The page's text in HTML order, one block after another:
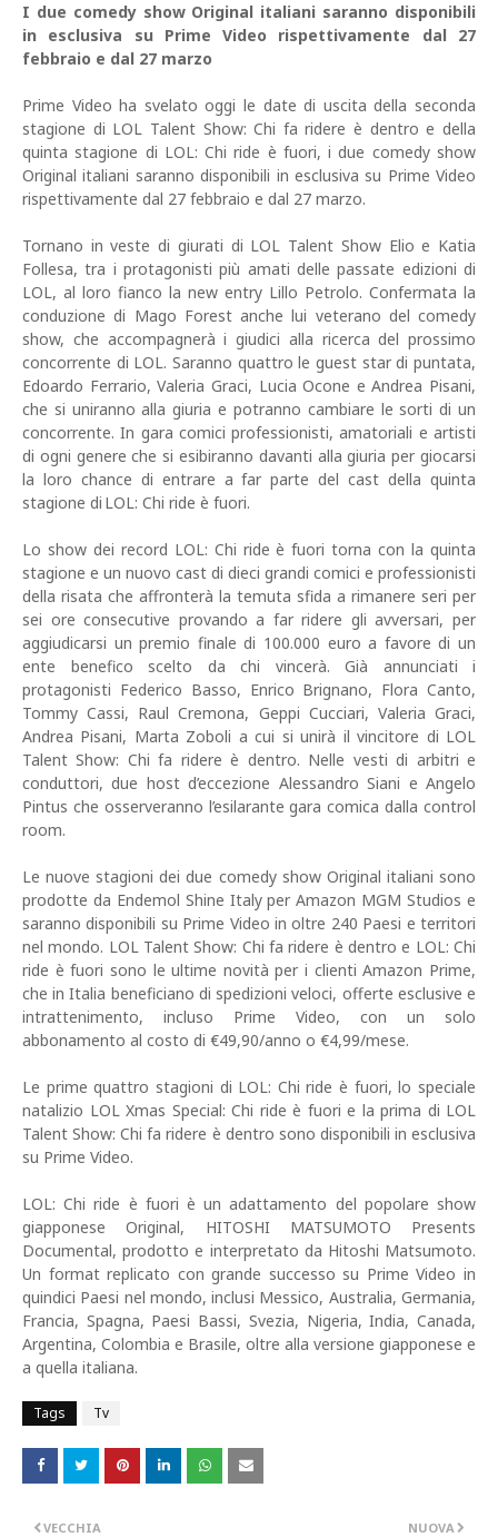
I due comedy show Original italiani saranno disponibili
in esclusiva su Prime Video rispettivamente dal 27
febbraio e dal 27 marzo
Prime Video ha svelato oggi le date di uscita della seconda
stagione di LOL Talent Show: Chi fa ridere è dentro e della
quinta stagione di LOL: Chi ride è fuori, i due comedy show
Original italiani saranno disponibili in esclusiva su Prime Video
rispettivamente dal 27 febbraio e dal 27 marzo.
Tornano in veste di giurati di LOL Talent Show Elio e Katia
Follesa, tra i protagonisti più amati delle passate edizioni di
LOL, al loro fianco la new entry Lillo Petrolo. Confermata la
conduzione di Mago Forest anche lui veterano del comedy
show, che accompagnerà i giudici alla ricerca del prossimo
concorrente di LOL. Saranno quattro le guest star di puntata,
Edoardo Ferrario, Valeria Graci, Lucia Ocone e Andrea Pisani,
che si uniranno alla giuria e potranno cambiare le sorti di un
concorrente. In gara comici professionisti, amatoriali e artisti
di ogni genere che si esibiranno davanti alla giuria per giocarsi
la loro chance di entrare a far parte del cast della quinta
stagione di LOL: Chi ride è fuori.
Lo show dei record LOL: Chi ride è fuori torna con la quinta
stagione e un nuovo cast di dieci grandi comici e professionisti
della risata che affronterà la temuta sfida a rimanere seri per
sei ore consecutive provando a far ridere gli avversari, per
aggiudicarsi un premio finale di 100.000 euro a favore di un
ente benefico scelto da chi vincerà. Già annunciati i
protagonisti Federico Basso, Enrico Brignano, Flora Canto,
Tommy Cassi, Raul Cremona, Geppi Cucciari, Valeria Graci,
Andrea Pisani, Marta Zoboli a cui si unirà il vincitore di LOL
Talent Show: Chi fa ridere è dentro. Nelle vesti di arbitri e
conduttori, due host d’eccezione Alessandro Siani e Angelo
Pintus che osserveranno l’esilarante gara comica dalla control
room.
Le nuove stagioni dei due comedy show Original italiani sono
prodotte da Endemol Shine Italy per Amazon MGM Studios e
saranno disponibili su Prime Video in oltre 240 Paesi e territori
nel mondo. LOL Talent Show: Chi fa ridere è dentro e LOL: Chi
ride è fuori sono le ultime novità per i clienti Amazon Prime,
che in Italia beneficiano di spedizioni veloci, offerte esclusive e
intrattenimento, incluso Prime Video, con un solo
abbonamento al costo di €49,90/anno o €4,99/mese.
Le prime quattro stagioni di LOL: Chi ride è fuori, lo speciale
natalizio LOL Xmas Special: Chi ride è fuori e la prima di LOL
Talent Show: Chi fa ridere è dentro sono disponibili in esclusiva
su Prime Video.
LOL: Chi ride è fuori è un adattamento del popolare show
giapponese Original, HITOSHI MATSUMOTO Presents
Documental, prodotto e interpretato da Hitoshi Matsumoto.
Un format replicato con grande successo su Prime Video in
quindici Paesi nel mondo, inclusi Messico, Australia, Germania,
Francia, Spagna, Paesi Bassi, Svezia, Nigeria, India, Canada,
Argentina, Colombia e Brasile, oltre alla versione giapponese e
a quella italiana.
Tags Tv
NUOVA
VECCHIA